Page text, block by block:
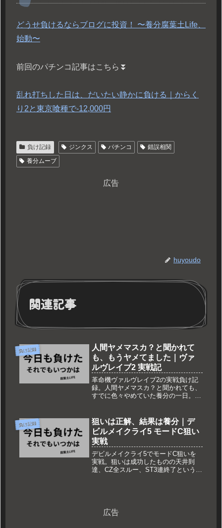
どうせ負けるならブログに投資！ 〜養分腐葉土Life、
始動〜
前回のパチンコ記事はこちら⏬
乱れ打ちした日は、だいたい静かに負ける｜からく
り2と東京喰種で-12,000円
負け記録 ジンクス パチンコ
錯誤相関
養分ムーブ
広告
huyoudo
関連記事
負け記録
人間ヤメマスカ？と聞かれて
も、もうヤメてました｜ヴァ
ルヴレイブ2 実戦記
革命機ヴァルヴレイブ2の実戦負け記
録。人間ヤメマスカ？と聞かれても、
すでに色々やめていた養分の一日。勝
負け記録
狙いは正解、結果は養分｜デ
ビルメイクライ5 モードC狙い
実戦
デビルメイクライ5でモードC狙いを
実戦。狙いは成功したものの天井到
達、CZ全スルー、ST3連終了という養
広告